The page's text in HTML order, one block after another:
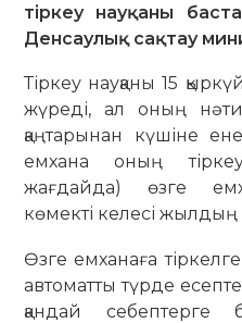
тіркеу науқаны
Денсаулық сақтау
Тіркеу науқаны 15
жүреді, ал оның
қаңтарынан күшіне
емхана оның
жағдайда) өзге
көмекті келесі
Өзге емханаға
автоматты түрде
қандай себептерге